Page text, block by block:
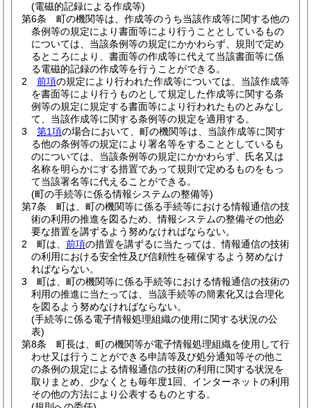
(電磁的記録による作成等)
第6条
町の機関等は、作成等のうち当該作成等に関する他の
条例等の規定により書面等により行うこととしているもの
については、当該条例等の規定にかかわらず、規則で定め
るところにより、書面等の作成等に代えて当該書面等に係
る電磁的記録の作成等を行うことができる。
2
前項の規定により行われた作成等については、当該作成等
を書面等により行うものとして規定した作成等に関する条
例等の規定に規定する書面等により行われたものとみなし
て、当該作成等に関する条例等の規定を適用する。
3
第1項の場合において、町の機関等は、当該作成等に関す
る他の条例等の規定により署名等をすることとしているも
のについては、当該条例等の規定にかかわらず、氏名又は
名称を明らかにする措置であって規則で定めるものをもっ
て当該署名等に代えることができる。
(町の手続等に係る情報システムの整備等)
第7条
町は、町の機関等に係る手続等における情報通信の技
術の利用の推進を図るため、情報システムの整備その他必
要な措置を講ずるよう努めなければならない。
2
町は、 前項の措置を講ずるに当たっては、情報通信の技術
の利用における安全性及び信頼性を確保するよう努めなけ
ればならない。
3
町は、町の機関等に係る手続等における情報通信の技術の
利用の推進に当たっては、当該手続等の簡素化又は合理化
を図るよう努めなければならない。
(手続等に係る電子情報処理組織の使用に関する状況の公
表)
第8条
町長は、町の機関等が電子情報処理組織を使用して行
わせ又は行うことができる申請等及び処分通知等その他こ
の条例の規定による情報通信の技術の利用に関する状況を
取りまとめ、少なくとも毎年度1回、インターネットの利用
その他の方法により公表するものとする。